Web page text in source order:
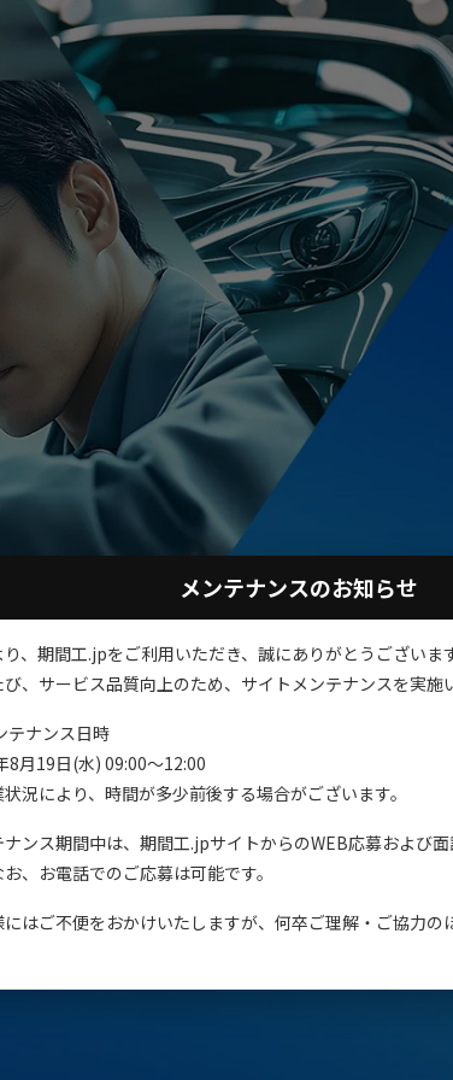
の期間工・期間従業員専門の
求人サイト
コンテンツ紹介
メンテナンスのお知らせ
、期間工.jpをご利用いただき、誠にありがとうございます
び、サービス品質向上のため、サイトメンテナンスを実施
テナンス日時
8月19日(水) 09:00～12:00
況により、時間が多少前後する場合がございます。
ナンス期間中は、期間工.jpサイトからのWEB応募および
、お電話でのご応募は可能です。
にはご不便をおかけいたしますが、何卒ご理解・ご協力の